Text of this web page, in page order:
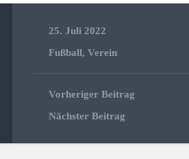
25. Juli 2022
Fußball,Verein
Vorheriger Beitrag
Nächster Beitrag